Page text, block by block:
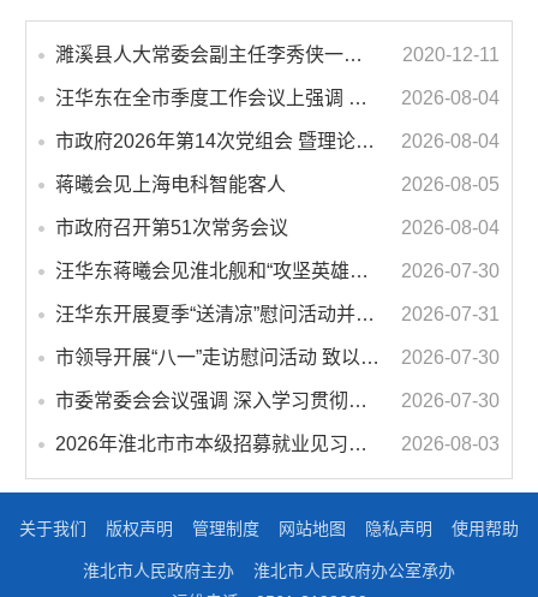
濉溪县人大常委会副主任李秀侠一行调研城乡客运一体化和治超工作 2020-12-11
汪华东在全市季度工作会议上强调 锚定打好“三仗”任务和年度预期目标不动摇 在全市上下掀起比学赶超争先进位的攻坚热潮 2026-08-04
市政府2026年第14次党组会 暨理论学习中心组学习会议召开 蒋曦主持会议并讲话 2026-08-04
蒋曦会见上海电科智能客人 2026-08-05
市政府召开第51次常务会议 2026-08-04
汪华东蒋曦会见淮北舰和“攻坚英雄连”官兵代表 2026-07-30
汪华东开展夏季“送清凉”慰问活动并调研专门教育工作 落实落细防暑降温措施 用心用情关爱一线职工 2026-07-31
市领导开展“八一”走访慰问活动 致以节日问候 畅叙鱼水深情 2026-07-30
市委常委会会议强调 深入学习贯彻习近平总书记重要讲话指示精神 高质量推进城市更新 不断提升本质安全水平 汪华东主持会议 2026-07-30
2026年淮北市市本级招募就业见习人员公告 2026-08-03
关于我们 版权声明 管理制度 网站地图 隐私声明 使用帮助
淮北市人民政府主办
淮北市人民政府办公室承办